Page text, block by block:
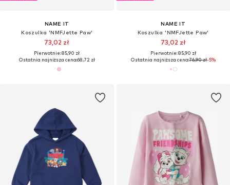
NAME IT
Koszulka 'NMFJette Paw'
73,02 zł
Pierwotnie: 85,90 zł
Ostatnia najniższa cena:68,72 zł
NAME IT
Koszulka 'NMFJette Paw'
73,02 zł
Pierwotnie: 85,90 zł
Ostatnia najniższa cena:76,90 zł-5%